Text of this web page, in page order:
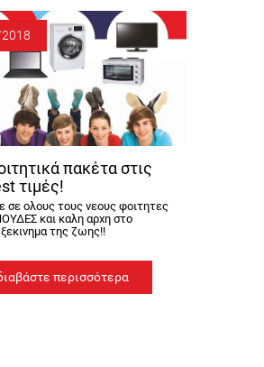
πακέτα στις
τιμές!
σε ολους τους νεους φοιτητες
και καλη αρχη στο
της ζωης!!
περισσότερα